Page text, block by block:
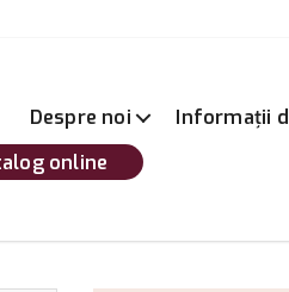
Despre noi Informații
online